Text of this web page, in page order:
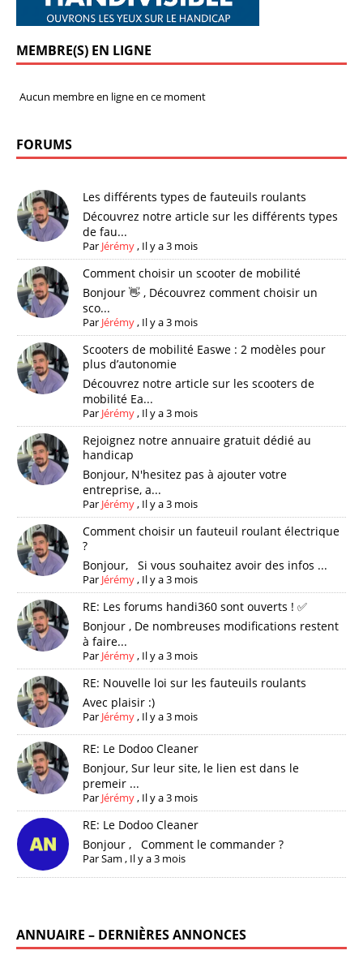
MEMBRE(S) EN LIGNE
Aucun membre en ligne en ce moment
FORUMS
Les différents types de fauteuils roulants
Découvrez notre article sur les différents types
de fau...
Par Jérémy, Il y a 3 mois
Comment choisir un scooter de mobilité
Bonjour 👋 , Découvrez comment choisir un
sco...
Par Jérémy, Il y a 3 mois
Scooters de mobilité Easwe : 2 modèles pour
plus d’autonomie
Découvrez notre article sur les scooters de
mobilité Ea...
Par Jérémy, Il y a 3 mois
Rejoignez notre annuaire gratuit dédié au
handicap
Bonjour, N'hesitez pas à ajouter votre
entreprise, a...
Par Jérémy, Il y a 3 mois
Comment choisir un fauteuil roulant électrique
?
Bonjour, Si vous souhaitez avoir des infos ...
Par Jérémy, Il y a 3 mois
RE: Les forums handi360 sont ouverts ! ✅
Bonjour , De nombreuses modifications restent
à faire...
Par Jérémy, Il y a 3 mois
RE: Nouvelle loi sur les fauteuils roulants
Avec plaisir :)
Par Jérémy, Il y a 3 mois
RE: Le Dodoo Cleaner
Bonjour, Sur leur site, le lien est dans le
premeir ...
Par Jérémy, Il y a 3 mois
RE: Le Dodoo Cleaner
Bonjour , Comment le commander ?
ParSam , Il y a 3 mois
ANNUAIRE – DERNIÈRES ANNONCES